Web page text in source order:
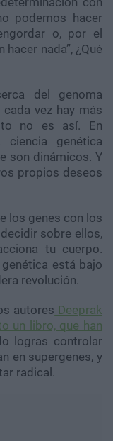
podemos hacer
o, por el
nada”, ¿Qué
del genoma
vez hay más
no es así. En
genética
son dinámicos. Y
propios deseos
los genes con los
sobre ellos,
tu cuerpo.
está bajo
revolución.
autores Deeprak
un libro, que han
logras controlar
en supergenes, y
radical.